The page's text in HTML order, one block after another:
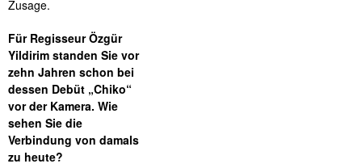
Zusage.
Für Regisseur Özgür
Yildirim standen Sie vor
zehn Jahren schon bei
dessen Debüt „Chiko“
vor der Kamera. Wie
sehen Sie die
Verbindung von damals
zu heute?